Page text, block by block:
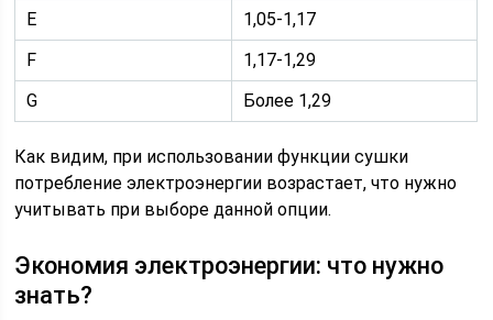
E
1,05-1,17
F
1,17-1,29
G
Более 1,29
Как видим, при использовании функции сушки
потребление электроэнергии возрастает, что нужно
учитывать при выборе данной опции.
Экономия электроэнергии: что нужно
знать?